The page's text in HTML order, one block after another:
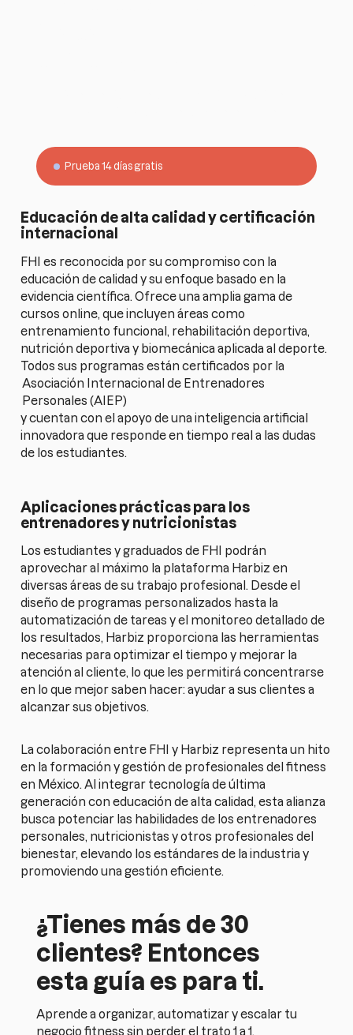
Prueba 14 días gratis
Educación de alta calidad y certificación
internacional
FHI es reconocida por su compromiso con la
educación de calidad y su enfoque basado en la
evidencia científica. Ofrece una amplia gama de
cursos online, que incluyen áreas como
entrenamiento funcional, rehabilitación deportiva,
nutrición deportiva y biomecánica aplicada al deporte.
Todos sus programas están certificados por la
Asociación Internacional de Entrenadores
Personales (AIEP)
y cuentan con el apoyo de una inteligencia artificial
innovadora que responde en tiempo real a las dudas
de los estudiantes.
Aplicaciones prácticas para los
entrenadores y nutricionistas
Los estudiantes y graduados de FHI podrán
aprovechar al máximo la plataforma Harbiz en
diversas áreas de su trabajo profesional. Desde el
diseño de programas personalizados hasta la
automatización de tareas y el monitoreo detallado de
los resultados, Harbiz proporciona las herramientas
necesarias para optimizar el tiempo y mejorar la
atención al cliente, lo que les permitirá concentrarse
en lo que mejor saben hacer: ayudar a sus clientes a
alcanzar sus objetivos.
La colaboración entre FHI y Harbiz representa un hito
en la formación y gestión de profesionales del fitness
en México. Al integrar tecnología de última
generación con educación de alta calidad, esta alianza
busca potenciar las habilidades de los entrenadores
personales, nutricionistas y otros profesionales del
bienestar, elevando los estándares de la industria y
promoviendo una gestión eficiente.
¿Tienes más de 30
clientes? Entonces
esta guía es para ti.
Aprende a organizar, automatizar y escalar tu
negocio fitness sin perder el trato 1 a 1.